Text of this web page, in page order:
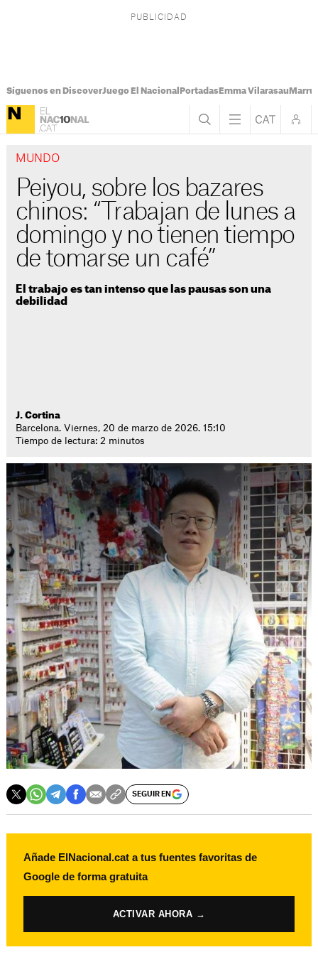
Síguenos en DiscoverJuego El Nacional PortadasEmma Vilarasau
MUNDO
Peiyou, sobre los bazares
chinos: “Trabajan de lunes a
domingo y no tienen tiempo
de tomarse un café”
El trabajo es tan intenso que las pausas son una
debilidad
J. Cortina
Barcelona. Viernes, 20 de marzo de 2026. 15:10
Tiempo de lectura: 2 minutos
SEGUIR EN
Añade ElNacional.cat a tus fuentes favoritas de
Google de forma gratuita
ACTIVAR AHORA →